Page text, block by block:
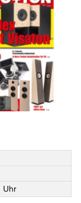
Uhr